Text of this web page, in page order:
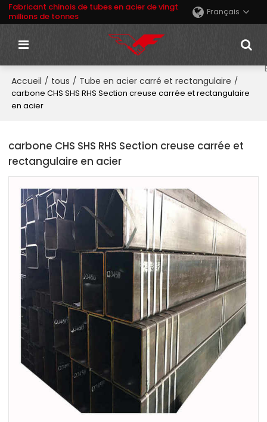
Fabricant chinois de tubes en acier de vingt
millions de tonnes
Français
Accueil / tous / Tube en acier carré et rectangulaire /
carbone CHS SHS RHS Section creuse carrée et rectangulaire
en acier
carbone CHS SHS RHS Section creuse carrée et
rectangulaire en acier